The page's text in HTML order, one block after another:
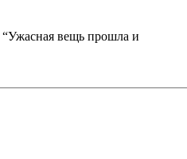
“Ужасная вещь прошла и